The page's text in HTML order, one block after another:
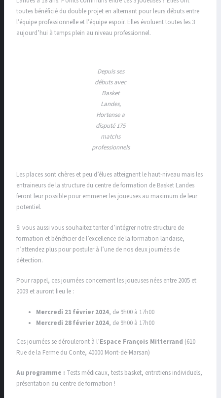
toutes bénéficié du double projet en alternant pour leurs débuts entre
l’équipe professionnelle et l’équipe espoir. Elles évoluent toutes les 3
aujourd’hui à temps plein au niveau professionnel.
Depuis ses
débuts avec
Basket
Landes,
Hortense a
disputé 175
matchs
professionnels
Les places sont chères et peu d’élues atteignent le haut-niveau mais les
entraineurs de la structure du centre de formation de Basket Landes
feront leur possible pour emmener les joueuses au maximum de leur
potentiel.
Si vous aussi vous souhaitez tenter d’intégrer notre structure de
formation et bénéficier de l’excellence de la formation landaise,
n’attendez plus pour postuler à l’une de nos deux journées de
détection.
Pour rappel, ces journées concernent les joueuses nées entre 2005 et
2009 et auront lieu le :
Mercredi 21 février 2024, de 9h00 à 17h00
Mercredi 28 février 2024, de 9h00 à 17h00
Ces journées se dérouleront à l’Espace François Mitterrand (610
Rue de la Ferme du Conte, 40000 Mont-de-Marsan)
Au programme : Tests médicaux, tests basket, entretiens individuels,
présentation du centre de formation !